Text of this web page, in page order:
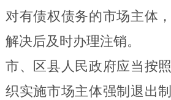
对有债权债务的市场主体
解决后及时办理注销。
市、区县人民政府应当按
织实施市场主体强制退出